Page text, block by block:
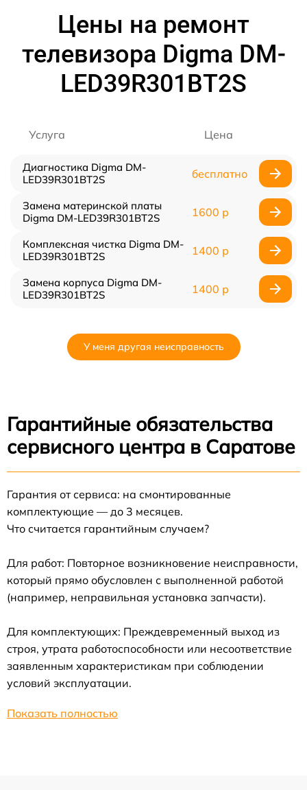
Цены на ремонт
телевизора Digma DM-
LED39R301BT2S
Услуга Цена
Диагностика Digma DM-
LED39R301BT2S
бесплатно
Замена материнской платы
Digma DM-LED39R301BT2S
1600 р
Комплексная чистка Digma DM-
LED39R301BT2S
1400 р
Замена корпуса Digma DM-
LED39R301BT2S
1400 р
У меня другая неисправность
Гарантийные обязательства
сервисного центра в Саратове
Гарантия от сервиса: на смонтированные
комплектующие — до 3 месяцев.
Что считается гарантийным случаем?
Для работ: Повторное возникновение неисправности,
который прямо обусловлен с выполненной работой
(например, неправильная установка запчасти).
Для комплектующих: Преждевременный выход из
строя, утрата работоспособности или несоответствие
заявленным характеристикам при соблюдении
условий эксплуатации.
Показать полностью